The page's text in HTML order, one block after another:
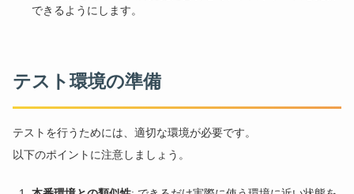
できるようにします。
テスト環境の準備
テストを行うためには、適切な環境が必要です。
以下のポイントに注意しましょう。